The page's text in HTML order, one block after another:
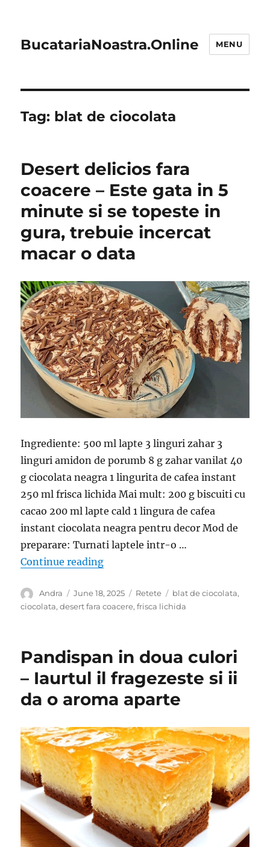
BucatariaNoastra.Online MENU
Tag: blat de ciocolata
Desert delicios fara
coacere – Este gata in 5
minute si se topeste in
gura, trebuie incercat
macar o data
Ingrediente: 500 ml lapte 3 linguri zahar 3
linguri amidon de porumb 8 g zahar vanilat 40
g ciocolata neagra 1 lingurita de cafea instant
250 ml frisca lichida Mai mult: 200 g biscuiti cu
cacao 200 ml lapte cald 1 lingura de cafea
instant ciocolata neagra pentru decor Mod de
preparare: Turnati laptele intr-o …
Continue reading“Desert delicios fara coacere –
Author
Andra
Posted
on
June 18, 2025 Categories
Retete Tags
blat de ciocolata,
ciocolata,desert fara coacere,frisca lichida
Pandispan in doua culori
– Iaurtul il fragezeste si ii
da o aroma aparte